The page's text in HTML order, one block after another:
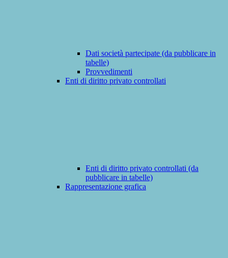
Dati società partecipate (da pubblicare in
tabelle)
Provvedimenti
Enti di diritto privato controllati
Enti di diritto privato controllati (da
pubblicare in tabelle)
Rappresentazione grafica